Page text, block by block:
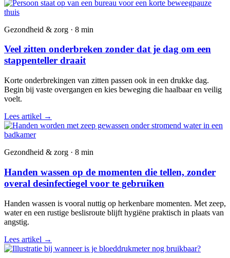
Gezondheid & zorg · 8 min
Veel zitten onderbreken zonder dat je dag om een
stappenteller draait
Korte onderbrekingen van zitten passen ook in een drukke dag.
Begin bij vaste overgangen en kies beweging die haalbaar en veilig
voelt.
Lees artikel →
Gezondheid & zorg · 8 min
Handen wassen op de momenten die tellen, zonder
overal desinfectiegel voor te gebruiken
Handen wassen is vooral nuttig op herkenbare momenten. Met zeep,
water en een rustige beslisroute blijft hygiëne praktisch in plaats van
angstig.
Lees artikel →